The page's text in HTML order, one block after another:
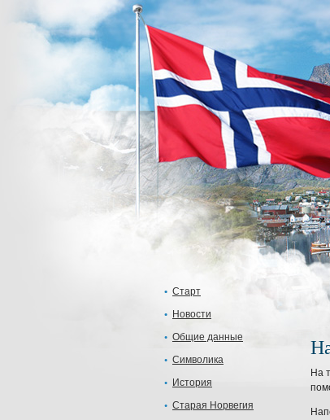
Старт
Новости
Общие данные
Символика
История
Старая Норвегия
На